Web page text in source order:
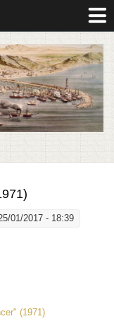
01/2017 - 18:39
(1971)